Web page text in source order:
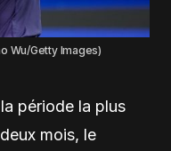
Wu/Getty Images)
période la plus
mois, le